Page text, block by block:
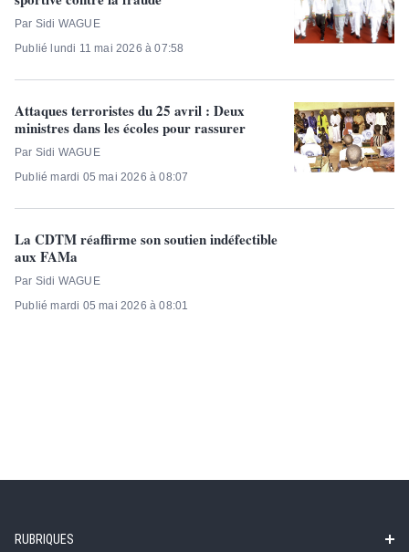
Par Sidi WAGUE
Publié lundi 11 mai 2026 à 07:58
Attaques terroristes du 25 avril : Deux
ministres dans les écoles pour rassurer
Par Sidi WAGUE
Publié mardi 05 mai 2026 à 08:07
La CDTM réaffirme son soutien indéfectible
aux FAMa
Par Sidi WAGUE
Publié mardi 05 mai 2026 à 08:01
RUBRIQUES